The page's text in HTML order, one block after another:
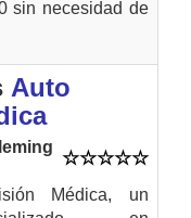
sin necesidad de
Auto
Médica, un